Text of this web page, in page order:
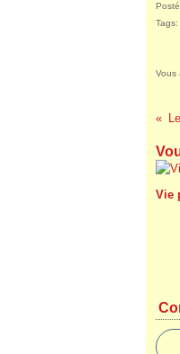
Tags:
Vous
Vie